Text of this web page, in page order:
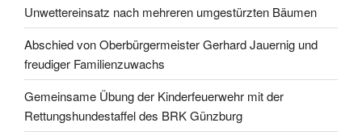
Unwettereinsatz nach mehreren umgestürzten Bäumen
Abschied von Oberbürgermeister Gerhard Jauernig und
freudiger Familienzuwachs
Gemeinsame Übung der Kinderfeuerwehr mit der
Rettungshundestaffel des BRK Günzburg